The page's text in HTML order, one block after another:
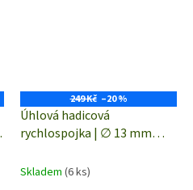
249 Kč –20 %
Úhlová hadicová
rychlospojka | ∅ 13 mm
2302358
Skladem (6 ks)